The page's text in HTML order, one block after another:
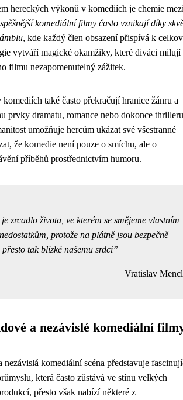
hereckých výkonů v komediích je chemie
komediální filmy často vznikají díky
, kde každý člen obsazení přispívá k
vytváří magické okamžiky, které diváci milují
filmu nezapomenutelný zážitek.
také často překračují hranice žánru a
prvky dramatu, romance nebo dokonce
umožňuje hercům ukázat své všestranné
že komedie není pouze o smíchu, ale o
příběhů prostřednictvím humoru.
zrcadlo života, ve kterém se smějeme vlastním
protože na plátně jsou bezpečně
přesto tak blízké našemu srdci
Vratislav Mencl
a nezávislé komediální
nezávislá komediální scéna představuje
která často zůstává ve stínu velkých
přesto však nabízí některé z